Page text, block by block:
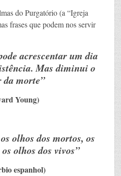
do Purgatório (a “Igreja
frases que podem nos servir
acrescentar um dia
Mas diminui o
morte”
Young)
olhos dos mortos, os
olhos dos vivos”
espanhol)